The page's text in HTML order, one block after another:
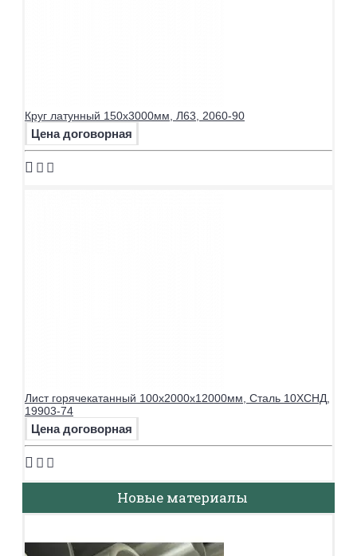
Круг латунный 150х3000мм, Л63, 2060-90
Цена договорная
Лист горячекатанный 100х2000х12000мм, Сталь 10ХСНД,
19903-74
Цена договорная
Новые материалы